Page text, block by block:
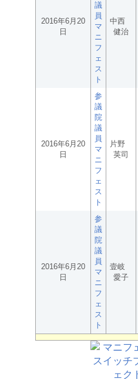
2016年6月20
日
議
員
マ
ニ
フ
ェ
ス
ト
中西
健治
2016年6月20
日
参
議
院
議
員
マ
ニ
フ
ェ
ス
ト
片野
英司
2016年6月20
日
参
議
院
議
員
マ
ニ
フ
ェ
ス
ト
壹岐
愛子